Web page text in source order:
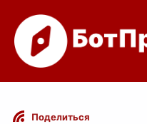
Режимы бота
Поделиться